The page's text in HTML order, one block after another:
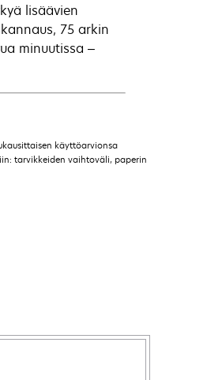
lisäävien
75 arkin
minuutissa –
käyttöarvionsa
tarvikkeiden vaihtoväli, paperin